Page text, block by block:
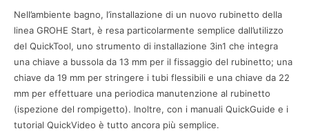
Nell’ambiente bagno, l’installazione di un nuovo rubinetto della
linea GROHE Start, è resa particolarmente semplice dall’utilizzo
del QuickTool, uno strumento di installazione 3in1 che integra
una chiave a bussola da 13 mm per il fissaggio del rubinetto; una
chiave da 19 mm per stringere i tubi flessibili e una chiave da 22
mm per effettuare una periodica manutenzione al rubinetto
(ispezione del rompigetto). Inoltre, con i manuali QuickGuide e i
tutorial QuickVideo è tutto ancora più semplice.